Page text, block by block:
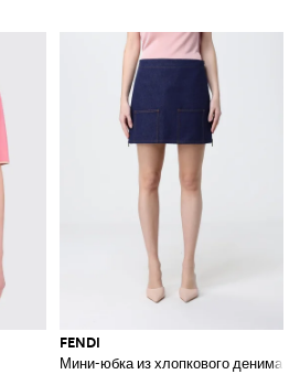
FENDI
Мини-юбка из хлопкового денима